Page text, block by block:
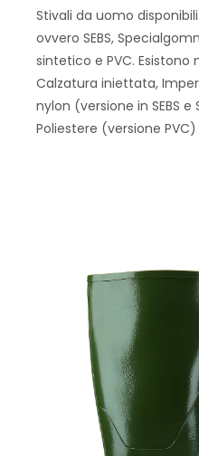
Stivali da uomo
ovvero SEBS,
sintetico e PVC. Esistono
Calzatura iniettata,
nylon (versione in SEBS
Poliestere (versione PVC)